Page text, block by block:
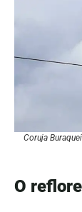
Coruja
O